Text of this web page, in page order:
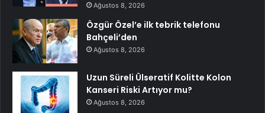
Ağustos 8, 2026
Özgür Özel’e ilk tebrik telefonu
Bahçeli’den
Ağustos 8, 2026
Uzun Süreli Ülseratif Kolitte Kolon
Kanseri Riski Artıyor mu?
Ağustos 8, 2026